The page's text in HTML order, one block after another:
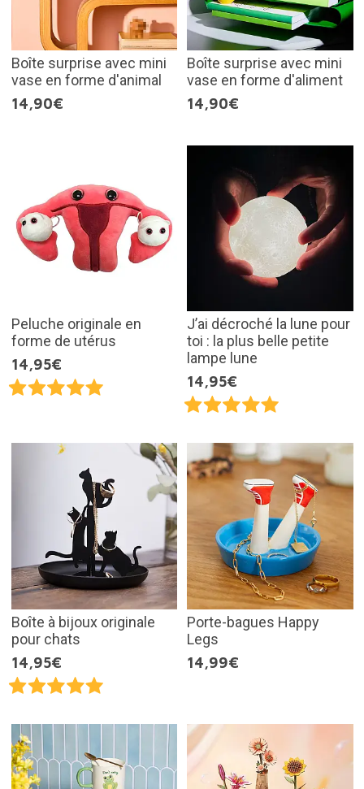
Boîte surprise avec mini
vase en forme d'animal
14,90€
Boîte surprise avec mini
vase en forme d'aliment
14,90€
Peluche originale en
forme de utérus
14,95€
J’ai décroché la lune pour
toi : la plus belle petite
lampe lune
14,95€
Boîte à bijoux originale
pour chats
14,95€
Porte-bagues Happy
Legs
14,99€